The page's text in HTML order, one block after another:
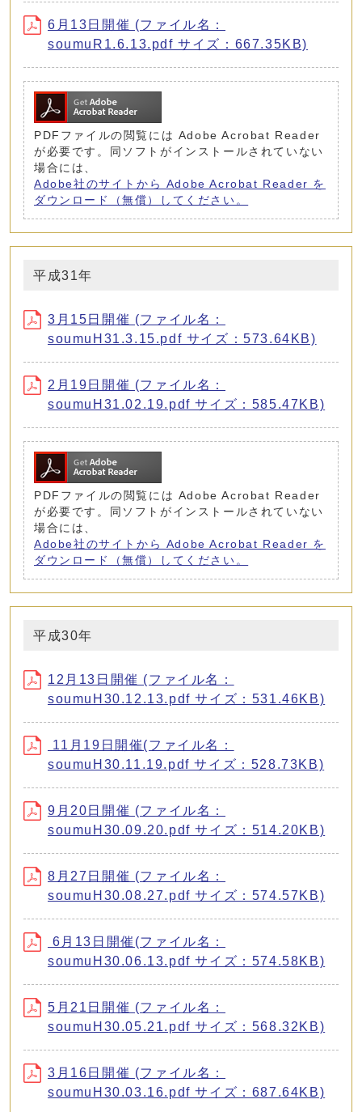
6月13日開催 (ファイル名：
soumuR1.6.13.pdf サイズ：667.35KB)
PDFファイルの閲覧には Adobe Acrobat Reader
が必要です。同ソフトがインストールされていない
場合には、
Adobe社のサイトから Adobe Acrobat Reader を
ダウンロード（無償）してください。
平成31年
3月15日開催 (ファイル名：
soumuH31.3.15.pdf サイズ：573.64KB)
2月19日開催 (ファイル名：
soumuH31.02.19.pdf サイズ：585.47KB)
PDFファイルの閲覧には Adobe Acrobat Reader
が必要です。同ソフトがインストールされていない
場合には、
Adobe社のサイトから Adobe Acrobat Reader を
ダウンロード（無償）してください。
平成30年
12月13日開催 (ファイル名：
soumuH30.12.13.pdf サイズ：531.46KB)
11月19日開催(ファイル名：
soumuH30.11.19.pdf サイズ：528.73KB)
9月20日開催 (ファイル名：
soumuH30.09.20.pdf サイズ：514.20KB)
8月27日開催 (ファイル名：
soumuH30.08.27.pdf サイズ：574.57KB)
6月13日開催(ファイル名：
soumuH30.06.13.pdf サイズ：574.58KB)
5月21日開催 (ファイル名：
soumuH30.05.21.pdf サイズ：568.32KB)
3月16日開催 (ファイル名：
soumuH30.03.16.pdf サイズ：687.64KB)